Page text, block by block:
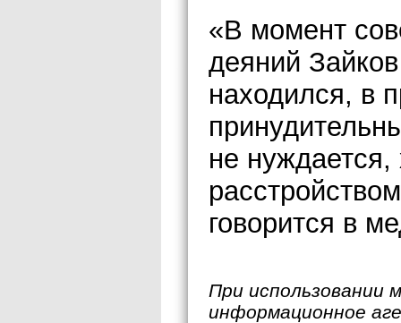
«В момент
деяний
находился, в
не нуждается,
говорится в
При использовании
информационное